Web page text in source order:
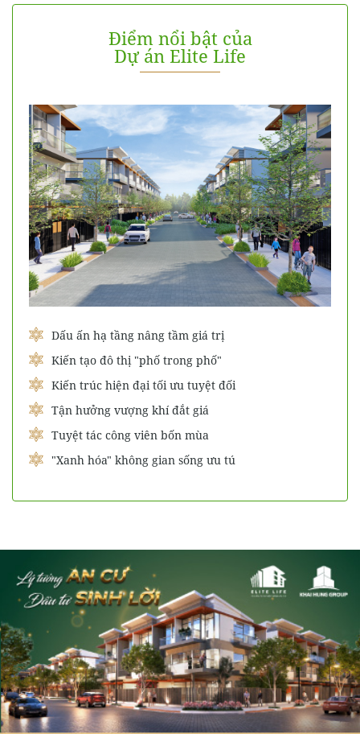
Điểm nổi bật của
Dự án Elite Life
Dấu ấn hạ tầng nâng tầm giá trị
Kiến tạo đô thị "phố trong phố"
Kiến trúc hiện đại tối ưu tuyệt đối
Tận hưởng vượng khí đắt giá
Tuyệt tác công viên bốn mùa
"Xanh hóa" không gian sống ưu tú